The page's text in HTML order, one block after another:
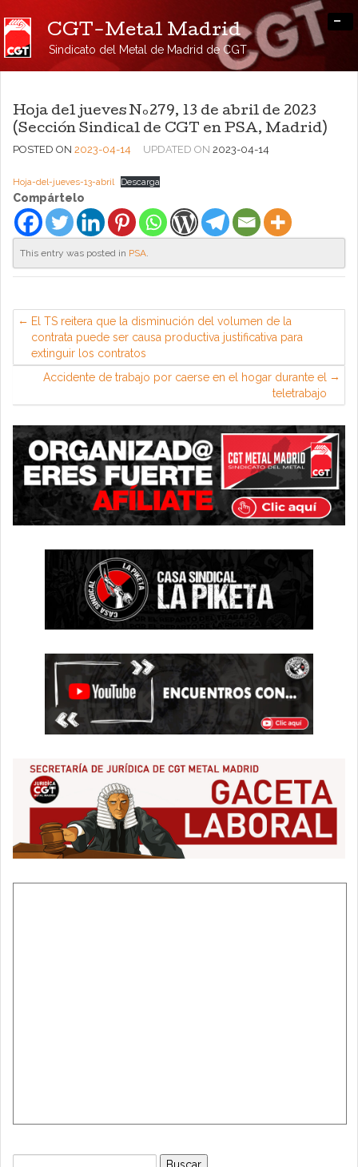
CGT-Metal Madrid
Sindicato del Metal de Madrid de CGT
-
Hoja del jueves Nº279, 13 de abril de 2023
(Sección Sindical de CGT en PSA, Madrid)
POSTED ON 2023-04-14 UPDATED ON 2023-04-14
Hoja-del-jueves-13-abril Descarga
Compártelo
This entry was posted in PSA.
El TS reitera que la disminución del volumen de la
contrata puede ser causa productiva justificativa para
extinguir los contratos
Accidente de trabajo por caerse en el hogar durante el
teletrabajo
Buscar: